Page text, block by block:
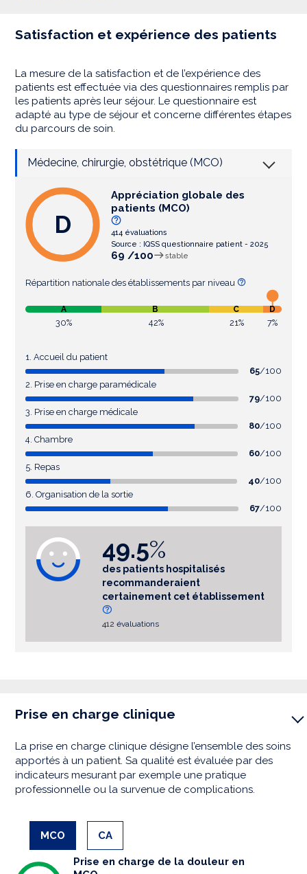
Satisfaction et expérience des patients
La mesure de la satisfaction et de l’expérience des
patients est effectuée via des questionnaires remplis par
les patients après leur séjour. Le questionnaire est
adapté au type de séjour et concerne différentes étapes
du parcours de soin.
Médecine, chirurgie, obstétrique (MCO)
Appréciation globale des
patients (MCO)
414 évaluations
Source : IQSS questionnaire patient - 2025
69 /100 stable
D
Répartition nationale des établissements par niveau
A B C D
30% 42% 21% 7%
1. Accueil du patient
65/100
2. Prise en charge paramédicale
79/100
3. Prise en charge médicale
80/100
4. Chambre
60/100
5. Repas
40/100
6. Organisation de la sortie
67/100
49.5%
des patients hospitalisés
recommanderaient
certainement cet établissement
412 évaluations
Prise en charge clinique
La prise en charge clinique désigne l’ensemble des soins
apportés à un patient. Sa qualité est évaluée par des
indicateurs mesurant par exemple une pratique
professionnelle ou la survenue de complications.
MCO CA
Prise en charge de la douleur en